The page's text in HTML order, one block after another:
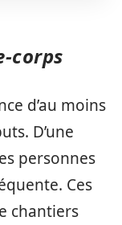
corps
d’au moins
D’une
personnes
Ces
chantiers